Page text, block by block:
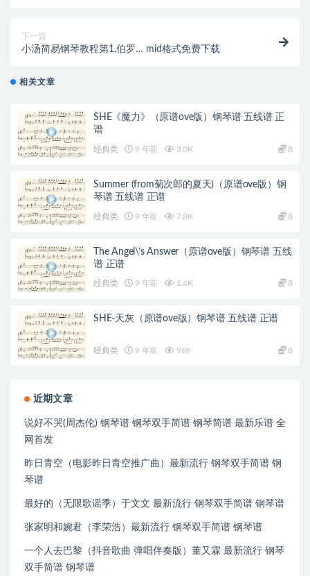
下一篇
小汤简易钢琴教程第1.伯罗… mid格式免费下载
相关文章
SHE《魔力》（原谱ove版）钢琴谱 五线谱 正
谱
经典类 9 年前 3.0K 8
Summer (from菊次郎的夏天)（原谱ove版）钢
琴谱 五线谱 正谱
经典类 9 年前 7.8K 8
The Angel\’s Answer（原谱ove版）钢琴谱 五线
谱 正谱
经典类 9 年前 1.4K 8
SHE-天灰（原谱ove版）钢琴谱 五线谱 正谱
经典类 9 年前 969 8
近期文章
说好不哭(周杰伦) 钢琴谱 钢琴双手简谱 钢琴简谱 最新乐谱 全
网首发
昨日青空（电影昨日青空推广曲）最新流行 钢琴双手简谱 钢
琴谱
最好的（无限歌谣季）于文文 最新流行 钢琴双手简谱 钢琴谱
张家明和婉君（李荣浩）最新流行 钢琴双手简谱 钢琴谱
一个人去巴黎（抖音歌曲 弹唱伴奏版）董又霖 最新流行 钢琴
双手简谱 钢琴谱